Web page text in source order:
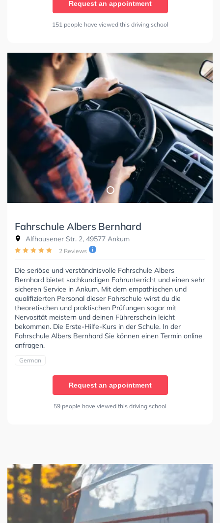
Request an appointment
151 people have viewed this driving school
Fahrschule Albers Bernhard
Alfhausener Str. 2, 49577 Ankum
2 Reviews
Die seriöse und verständnisvolle Fahrschule Albers
Bernhard bietet sachkundigen Fahrunterricht und einen sehr
sicheren Service in Ankum. Mit dem empathischen und
qualifizierten Personal dieser Fahrschule wirst du die
theoretischen und praktischen Prüfungen sogar mit
Nervosität meistern und deinen Führerschein leicht
bekommen. Die Erste-Hilfe-Kurs in der Schule. In der
Fahrschule Albers Bernhard Sie können einen Termin online
anfragen.
German
Request an appointment
59 people have viewed this driving school